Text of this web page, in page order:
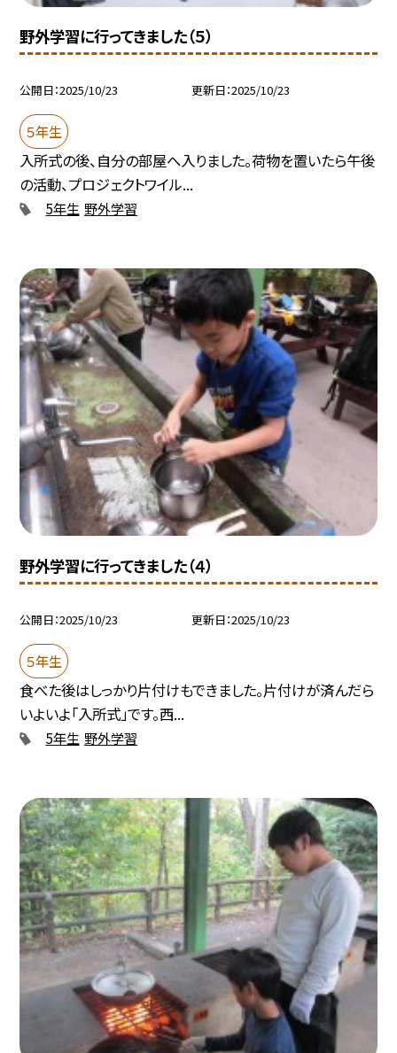
野外学習に行ってきました（５）
公開日 2025/10/23 更新日 2025/10/23
５年生
入所式の後、自分の部屋へ入りました。荷物を置いたら午後
の活動、プロジェクトワイル...
5年生 野外学習
野外学習に行ってきました（４）
公開日 2025/10/23 更新日 2025/10/23
５年生
食べた後はしっかり片付けもできました。片付けが済んだら
いよいよ「入所式」です。西...
5年生 野外学習